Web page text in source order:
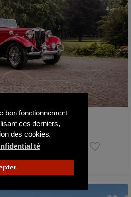
bon fonctionnement
ces derniers,
des cookies.